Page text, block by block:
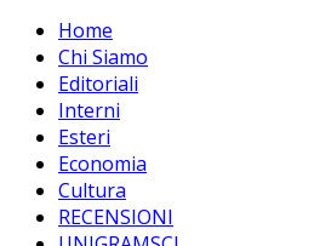
Home
Chi Siamo
Editoriali
Interni
Esteri
Economia
Cultura
RECENSIONI